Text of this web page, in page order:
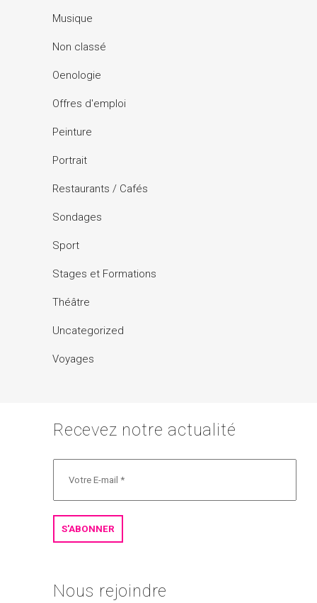
Musique
Non classé
Oenologie
Offres d'emploi
Peinture
Portrait
Restaurants / Cafés
Sondages
Sport
Stages et Formations
Théâtre
Uncategorized
Voyages
Recevez notre actualité
Nous rejoindre